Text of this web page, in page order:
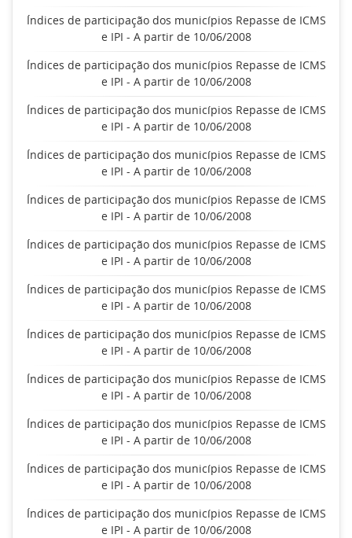
Índices de participação dos municípios Repasse de ICMS
e IPI - A partir de 10/06/2008
Índices de participação dos municípios Repasse de ICMS
e IPI - A partir de 10/06/2008
Índices de participação dos municípios Repasse de ICMS
e IPI - A partir de 10/06/2008
Índices de participação dos municípios Repasse de ICMS
e IPI - A partir de 10/06/2008
Índices de participação dos municípios Repasse de ICMS
e IPI - A partir de 10/06/2008
Índices de participação dos municípios Repasse de ICMS
e IPI - A partir de 10/06/2008
Índices de participação dos municípios Repasse de ICMS
e IPI - A partir de 10/06/2008
Índices de participação dos municípios Repasse de ICMS
e IPI - A partir de 10/06/2008
Índices de participação dos municípios Repasse de ICMS
e IPI - A partir de 10/06/2008
Índices de participação dos municípios Repasse de ICMS
e IPI - A partir de 10/06/2008
Índices de participação dos municípios Repasse de ICMS
e IPI - A partir de 10/06/2008
Índices de participação dos municípios Repasse de ICMS
e IPI - A partir de 10/06/2008